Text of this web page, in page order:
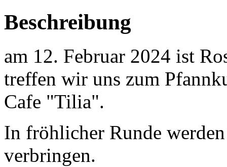
Beschreibung
am 12. Februar 2024 ist
treffen wir uns zum
Cafe "Tilia".
In fröhlicher Runde
verbringen.